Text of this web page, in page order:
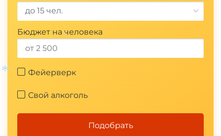
до 15 чел.
Бюджет на человека
Фейерверк
Свой алкоголь
Подобрать